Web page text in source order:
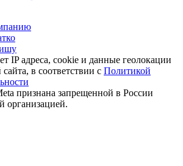
IP адреса, cookie и данные геолокации
в соответствии с Политикой
признана запрещенной в России
организацией.